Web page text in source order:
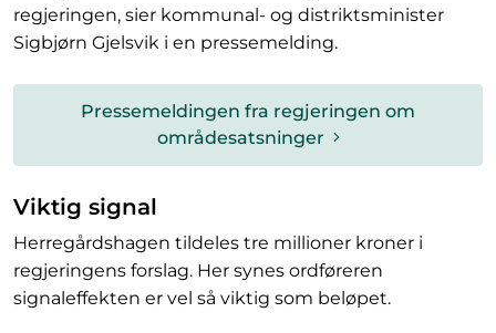
regjeringen, sier kommunal- og distriktsminister
Sigbjørn Gjelsvik i en pressemelding.
Pressemeldingen fra regjeringen om
områdesatsninger
Viktig signal
Herregårdshagen tildeles tre millioner kroner i
regjeringens forslag. Her synes ordføreren
signaleffekten er vel så viktig som beløpet.